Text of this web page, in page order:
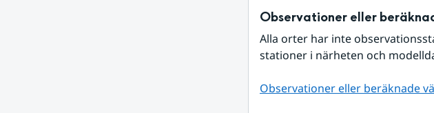
Observationer eller
Alla orter har inte
stationer i närheten och
Observationer eller beräknade